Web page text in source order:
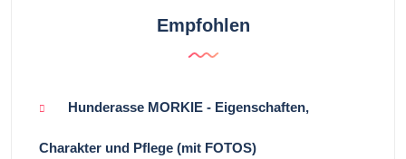
Empfohlen
Hunderasse MORKIE - Eigenschaften,
Charakter und Pflege (mit FOTOS)